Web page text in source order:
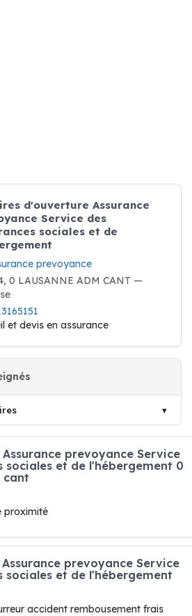
d'ouverture Assurance
Service des
sociales et de
prevoyance
0 LAUSANNE ADM CANT —
et devis en assurance
prevoyance Service
sociales et de l'hébergement 0
cant
proximité
prevoyance Service
sociales et de l'hébergement
accident rembousement frais